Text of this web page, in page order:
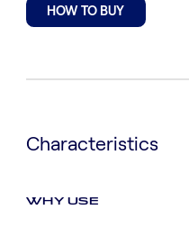
HOW TO BUY
Characteristics
WHY USE